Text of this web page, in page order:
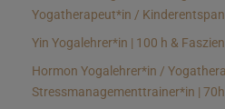
Yogatherapeut*in /
Yin Yogalehrer*in | 100 h &
Hormon Yogalehrer*in /
Stressmanagementtrainer*in | 70h